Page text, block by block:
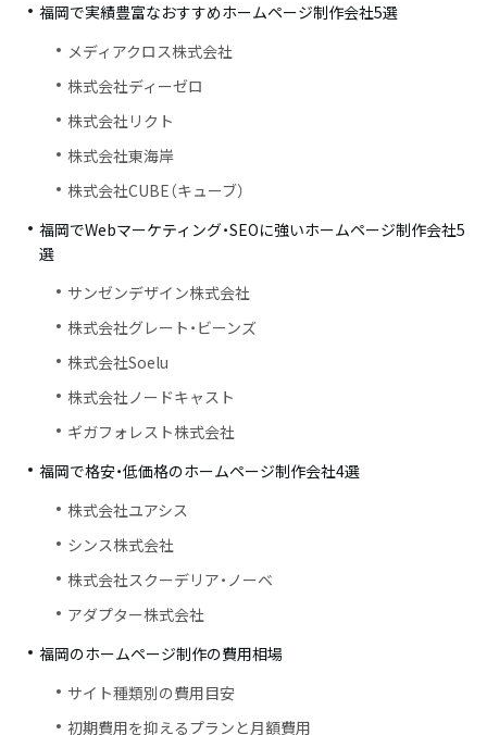
福岡で実績豊富なおすすめホームページ制作会社5選
メディアクロス株式会社
株式会社ディーゼロ
株式会社リクト
株式会社東海岸
株式会社CUBE（キューブ）
福岡でWebマーケティング・SEOに強いホームページ制作会社5
選
サンゼンデザイン株式会社
株式会社グレート・ビーンズ
株式会社Soelu
株式会社ノードキャスト
ギガフォレスト株式会社
福岡で格安・低価格のホームページ制作会社4選
株式会社ユアシス
シンス株式会社
株式会社スクーデリア・ノーベ
アダプター株式会社
福岡のホームページ制作の費用相場
サイト種類別の費用目安
初期費用を抑えるプランと月額費用